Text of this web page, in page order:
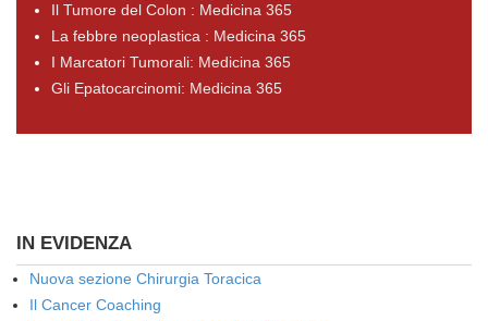
Il Tumore del Colon : Medicina 365
La febbre neoplastica : Medicina 365
I Marcatori Tumorali: Medicina 365
Gli Epatocarcinomi: Medicina 365
IN EVIDENZA
Nuova sezione Chirurgia Toracica
Il Cancer Coaching